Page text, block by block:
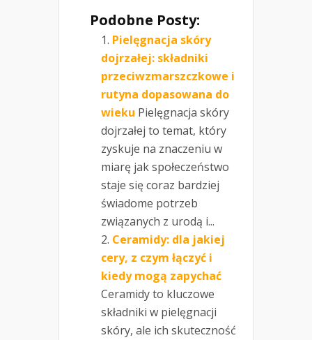
Podobne Posty:
Pielęgnacja skóry
dojrzałej: składniki
przeciwzmarszczkowe i
rutyna dopasowana do
wieku Pielęgnacja skóry
dojrzałej to temat, który
zyskuje na znaczeniu w
miarę jak społeczeństwo
staje się coraz bardziej
świadome potrzeb
związanych z urodą i...
Ceramidy: dla jakiej
cery, z czym łączyć i
kiedy mogą zapychać
Ceramidy to kluczowe
składniki w pielęgnacji
skóry, ale ich skuteczność